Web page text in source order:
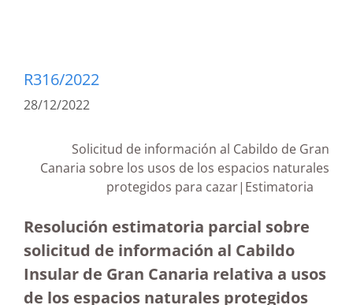
R316/2022
28/12/2022
Solicitud de información al Cabildo de Gran
Canaria sobre los usos de los espacios naturales
protegidos para cazar|Estimatoria
Resolución estimatoria parcial sobre
solicitud de información al Cabildo
Insular de Gran Canaria relativa a usos
de los espacios naturales protegidos